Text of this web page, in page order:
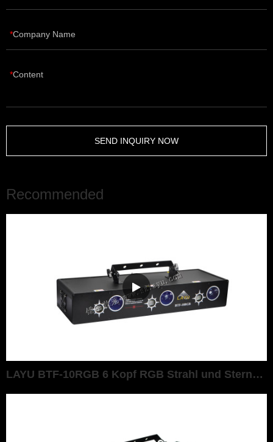
Company Name
Content
SEND INQUIRY NOW
Recommended
LAYU BTF-10RGB 6 Kopf RGB Strahl und Sterneneffekt Laserlicht f&uuml;r DJ Disco Party Lasershow